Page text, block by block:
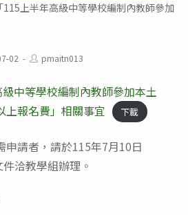
115上半年高級中等學校編制內教師參加
02
Post
author:
pmaitn013
中等學校編制內教師參加本土
上報名費」相關事宜
下載
申請者，請於115年7月10日
洽教學組辦理。